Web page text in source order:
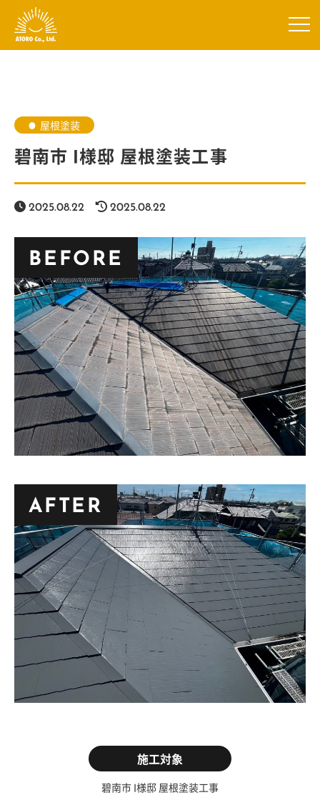
屋根塗装
碧南市 I様邸 屋根塗装工事
2025.08.22 2025.08.22
BEFORE
AFTER
施工対象
碧南市 I様邸 屋根塗装工事